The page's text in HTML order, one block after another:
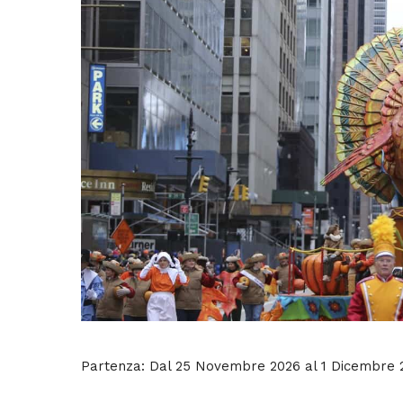
Partenza: Dal 25 Novembre 2026 al 1 Dicembre